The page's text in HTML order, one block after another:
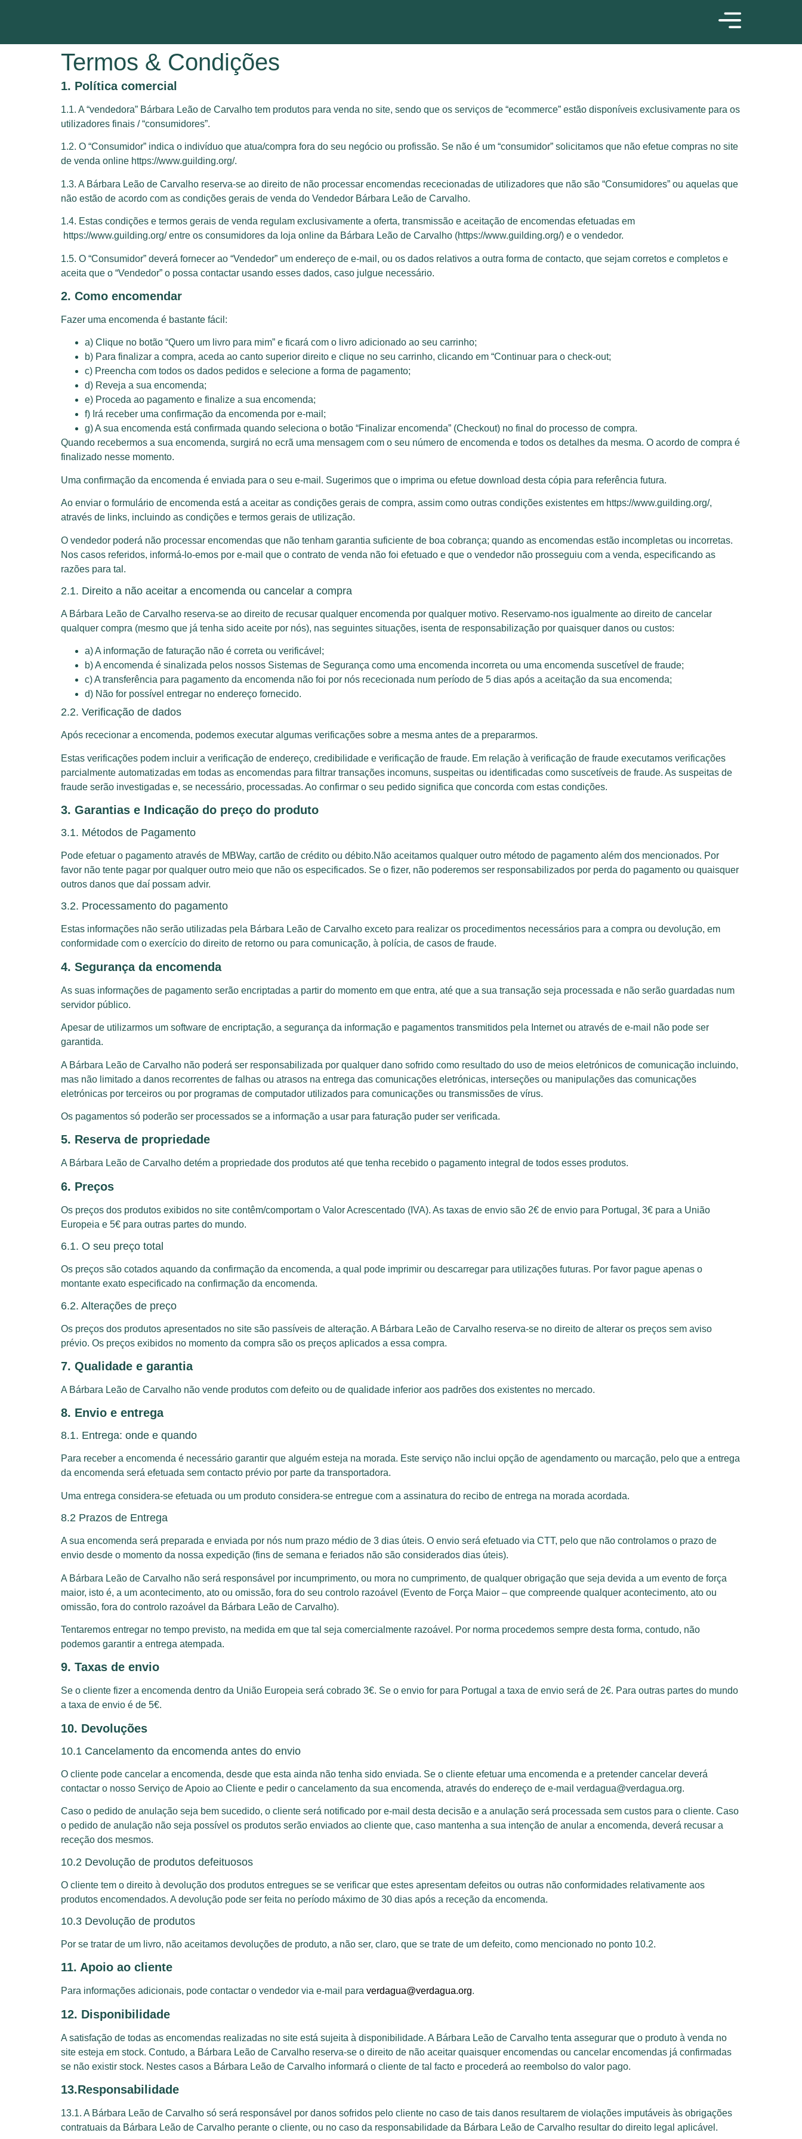
Termos & Condições
1. Política comercial
1.1. A “vendedora” Bárbara Leão de Carvalho tem produtos para venda no site, sendo que os serviços de “ecommerce” estão disponíveis exclusivamente para os
utilizadores finais / “consumidores”.
1.2. O “Consumidor” indica o indivíduo que atua/compra fora do seu negócio ou profissão. Se não é um “consumidor” solicitamos que não efetue compras no site
de venda online https://www.guilding.org/.
1.3. A Bárbara Leão de Carvalho reserva-se ao direito de não processar encomendas rececionadas de utilizadores que não são “Consumidores” ou aquelas que
não estão de acordo com as condições gerais de venda do Vendedor Bárbara Leão de Carvalho.
1.4. Estas condições e termos gerais de venda regulam exclusivamente a oferta, transmissão e aceitação de encomendas efetuadas em
https://www.guilding.org/ entre os consumidores da loja online da Bárbara Leão de Carvalho (https://www.guilding.org/) e o vendedor.
1.5. O “Consumidor” deverá fornecer ao “Vendedor” um endereço de e-mail, ou os dados relativos a outra forma de contacto, que sejam corretos e completos e
aceita que o “Vendedor” o possa contactar usando esses dados, caso julgue necessário.
2. Como encomendar
Fazer uma encomenda é bastante fácil:
a) Clique no botão “Quero um livro para mim” e ficará com o livro adicionado ao seu carrinho;
b) Para finalizar a compra, aceda ao canto superior direito e clique no seu carrinho, clicando em “Continuar para o check-out;
c) Preencha com todos os dados pedidos e selecione a forma de pagamento;
d) Reveja a sua encomenda;
e) Proceda ao pagamento e finalize a sua encomenda;
f) Irá receber uma confirmação da encomenda por e-mail;
g) A sua encomenda está confirmada quando seleciona o botão “Finalizar encomenda” (Checkout) no final do processo de compra.
Quando recebermos a sua encomenda, surgirá no ecrã uma mensagem com o seu número de encomenda e todos os detalhes da mesma. O acordo de compra é
finalizado nesse momento.
Uma confirmação da encomenda é enviada para o seu e-mail. Sugerimos que o imprima ou efetue download desta cópia para referência futura.
Ao enviar o formulário de encomenda está a aceitar as condições gerais de compra, assim como outras condições existentes em https://www.guilding.org/,
através de links, incluindo as condições e termos gerais de utilização.
O vendedor poderá não processar encomendas que não tenham garantia suficiente de boa cobrança; quando as encomendas estão incompletas ou incorretas.
Nos casos referidos, informá-lo-emos por e-mail que o contrato de venda não foi efetuado e que o vendedor não prosseguiu com a venda, especificando as
razões para tal.
2.1. Direito a não aceitar a encomenda ou cancelar a compra
A Bárbara Leão de Carvalho reserva-se ao direito de recusar qualquer encomenda por qualquer motivo. Reservamo-nos igualmente ao direito de cancelar
qualquer compra (mesmo que já tenha sido aceite por nós), nas seguintes situações, isenta de responsabilização por quaisquer danos ou custos:
a) A informação de faturação não é correta ou verificável;
b) A encomenda é sinalizada pelos nossos Sistemas de Segurança como uma encomenda incorreta ou uma encomenda suscetível de fraude;
‍‍c) A transferência para pagamento da encomenda não foi por nós rececionada num período de 5 dias após a aceitação da sua encomenda;
d) Não for possível entregar no endereço fornecido.
2.2. Verificação de dados
Após rececionar a encomenda, podemos executar algumas verificações sobre a mesma antes de a prepararmos.
Estas verificações podem incluir a verificação de endereço, credibilidade e verificação de fraude. Em relação à verificação de fraude executamos verificações
parcialmente automatizadas em todas as encomendas para filtrar transações incomuns, suspeitas ou identificadas como suscetíveis de fraude. As suspeitas de
fraude serão investigadas e, se necessário, processadas. Ao confirmar o seu pedido significa que concorda com estas condições.
3. Garantias e Indicação do preço do produto
3.1. Métodos de Pagamento
Pode efetuar o pagamento através de MBWay, cartão de crédito ou débito.Não aceitamos qualquer outro método de pagamento além dos mencionados. Por
favor não tente pagar por qualquer outro meio que não os especificados. Se o fizer, não poderemos ser responsabilizados por perda do pagamento ou quaisquer
outros danos que daí possam advir.
3.2. Processamento do pagamento
Estas informações não serão utilizadas pela Bárbara Leão de Carvalho exceto para realizar os procedimentos necessários para a compra ou devolução, em
conformidade com o exercício do direito de retorno ou para comunicação, à polícia, de casos de fraude.
4. Segurança da encomenda
As suas informações de pagamento serão encriptadas a partir do momento em que entra, até que a sua transação seja processada e não serão guardadas num
servidor público.
Apesar de utilizarmos um software de encriptação, a segurança da informação e pagamentos transmitidos pela Internet ou através de e-mail não pode ser
garantida.
A Bárbara Leão de Carvalho não poderá ser responsabilizada por qualquer dano sofrido como resultado do uso de meios eletrónicos de comunicação incluindo,
mas não limitado a danos recorrentes de falhas ou atrasos na entrega das comunicações eletrónicas, interseções ou manipulações das comunicações
eletrónicas por terceiros ou por programas de computador utilizados para comunicações ou transmissões de vírus.
Os pagamentos só poderão ser processados se a informação a usar para faturação puder ser verificada.
5. Reserva de propriedade
A Bárbara Leão de Carvalho detém a propriedade dos produtos até que tenha recebido o pagamento integral de todos esses produtos.
6. Preços
Os preços dos produtos exibidos no site contêm/comportam o Valor Acrescentado (IVA). As taxas de envio são 2€ de envio para Portugal, 3€ para a União
Europeia e 5€ para outras partes do mundo.
6.1. O seu preço total
Os preços são cotados aquando da confirmação da encomenda, a qual pode imprimir ou descarregar para utilizações futuras. Por favor pague apenas o
montante exato especificado na confirmação da encomenda.
6.2. Alterações de preço
Os preços dos produtos apresentados no site são passíveis de alteração. A Bárbara Leão de Carvalho reserva-se no direito de alterar os preços sem aviso
prévio. Os preços exibidos no momento da compra são os preços aplicados a essa compra.
7. Qualidade e garantia
A Bárbara Leão de Carvalho não vende produtos com defeito ou de qualidade inferior aos padrões dos existentes no mercado.
8. Envio e entrega
8.1. Entrega: onde e quando
Para receber a encomenda é necessário garantir que alguém esteja na morada. Este serviço não inclui opção de agendamento ou marcação, pelo que a entrega
da encomenda será efetuada sem contacto prévio por parte da transportadora.
Uma entrega considera-se efetuada ou um produto considera-se entregue com a assinatura do recibo de entrega na morada acordada.
8.2 Prazos de Entrega
A sua encomenda será preparada e enviada por nós num prazo médio de 3 dias úteis. O envio será efetuado via CTT, pelo que não controlamos o prazo de
envio desde o momento da nossa expedição (fins de semana e feriados não são considerados dias úteis).
A Bárbara Leão de Carvalho não será responsável por incumprimento, ou mora no cumprimento, de qualquer obrigação que seja devida a um evento de força
maior, isto é, a um acontecimento, ato ou omissão, fora do seu controlo razoável (Evento de Força Maior – que compreende qualquer acontecimento, ato ou
omissão, fora do controlo razoável da Bárbara Leão de Carvalho).
Tentaremos entregar no tempo previsto, na medida em que tal seja comercialmente razoável. Por norma procedemos sempre desta forma, contudo, não
podemos garantir a entrega atempada.
9. Taxas de envio
Se o cliente fizer a encomenda dentro da União Europeia será cobrado 3€. Se o envio for para Portugal a taxa de envio será de 2€. Para outras partes do mundo
a taxa de envio é de 5€.
10. Devoluções
10.1 Cancelamento da encomenda antes do envio
O cliente pode cancelar a encomenda, desde que esta ainda não tenha sido enviada. Se o cliente efetuar uma encomenda e a pretender cancelar deverá
contactar o nosso Serviço de Apoio ao Cliente e pedir o cancelamento da sua encomenda, através do endereço de e-mail verdagua@verdagua.org.
Caso o pedido de anulação seja bem sucedido, o cliente será notificado por e-mail desta decisão e a anulação será processada sem custos para o cliente. Caso
o pedido de anulação não seja possível os produtos serão enviados ao cliente que, caso mantenha a sua intenção de anular a encomenda, deverá recusar a
receção dos mesmos.
10.2 Devolução de produtos defeituosos
O cliente tem o direito à devolução dos produtos entregues se se verificar que estes apresentam defeitos ou outras não conformidades relativamente aos
produtos encomendados. A devolução pode ser feita no período máximo de 30 dias após a receção da encomenda.
10.3 Devolução de produtos
Por se tratar de um livro, não aceitamos devoluções de produto, a não ser, claro, que se trate de um defeito, como mencionado no ponto 10.2.
11. Apoio ao cliente
Para informações adicionais, pode contactar o vendedor via e-mail para verdagua@verdagua.org.
12. Disponibilidade
A satisfação de todas as encomendas realizadas no site está sujeita à disponibilidade. A Bárbara Leão de Carvalho tenta assegurar que o produto à venda no
site esteja em stock. Contudo, a Bárbara Leão de Carvalho reserva-se o direito de não aceitar quaisquer encomendas ou cancelar encomendas já confirmadas
se não existir stock. Nestes casos a Bárbara Leão de Carvalho informará o cliente de tal facto e procederá ao reembolso do valor pago.
13.Responsabilidade
13.1. A Bárbara Leão de Carvalho só será responsável por danos sofridos pelo cliente no caso de tais danos resultarem de violações imputáveis às obrigações
contratuais da Bárbara Leão de Carvalho perante o cliente, ou no caso da responsabilidade da Bárbara Leão de Carvalho resultar do direito legal aplicável.